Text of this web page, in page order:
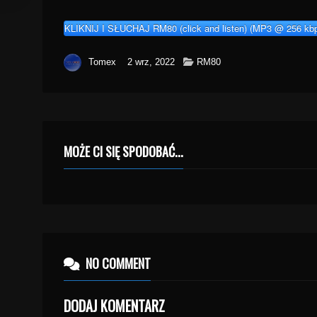
KLIKNIJ I SŁUCHAJ RM80 (click and listen) (MP3 @ 256
Tomex 2 wrz, 2022 RM80
MOŻE CI SIĘ SPODOBAĆ...
NO COMMENT
DODAJ KOMENTARZ